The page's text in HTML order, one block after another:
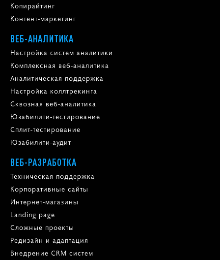
Копирайтинг
Контент-маркетинг
ВЕБ-АНАЛИТИКА
Настройка систем аналитики
Комплексная веб-аналитика
Аналитическая поддержка
Настройка коллтрекинга
Сквозная веб-аналитика
Юзабилити-тестирование
Сплит-тестирование
Юзабилити-аудит
ВЕБ-РАЗРАБОТКА
Техническая поддержка
Корпоративные сайты
Интернет-магазины
Landing page
Сложные проекты
Редизайн и адаптация
Внедрение CRM систем